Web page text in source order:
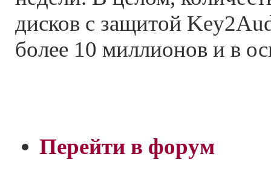
дисков с защитой
более 10 миллионов и в
Перейти в форум